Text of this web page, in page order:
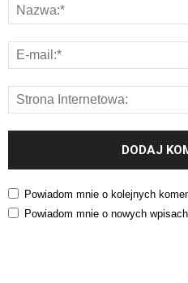
Powiadom mnie o kolejnych
Powiadom mnie o nowych